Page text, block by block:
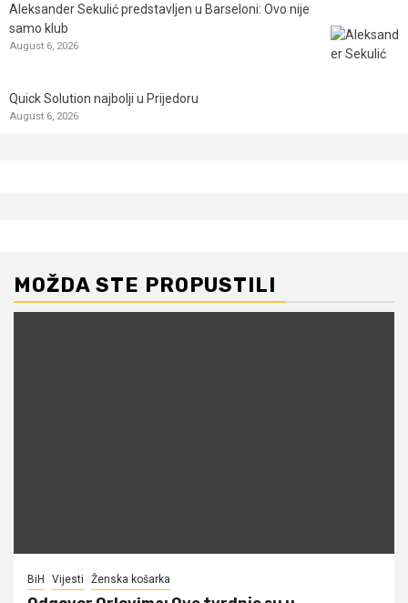
Aleksander Sekulić predstavljen u Barseloni: Ovo nije
samo klub
August 6, 2026
Quick Solution najbolji u Prijedoru
August 6, 2026
MOŽDA STE PROPUSTILI
BiH Vijesti Ženska košarka